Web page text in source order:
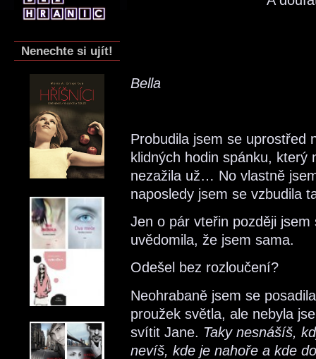
Nenechte si ujít!
Bella
Probudila jsem se uprostřed
klidných hodin spánku, který
nezažila už… No vlastně
naposledy jsem se vzbudila
Jen o pár vteřin později
uvědomila, že jsem sama.
Odešel bez rozloučení?
Neohrabaně jsem se
proužek světla, ale nebyla
svítit Jane. Taky nesnášíš,
nevíš, kde je nahoře a kde